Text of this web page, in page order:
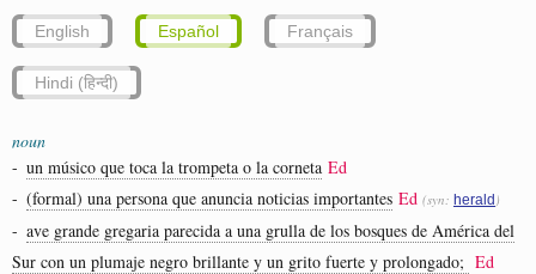
English Español Français
Hindi (हिन्दी)
noun
- un músico que toca la trompeta o la corneta Ed
- (formal) una persona que anuncia noticias importantes Ed (syn: herald )
- ave grande gregaria parecida a una grulla de los bosques de América del
Sur con un plumaje negro brillante y un grito fuerte y prolongado; Ed